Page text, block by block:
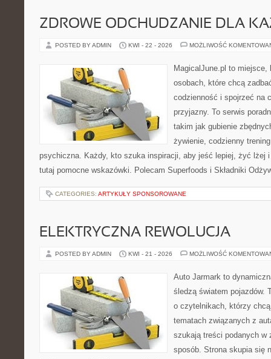
ZDROWE ODCHUDZANIE DLA
POSTED BY ADMIN KWI - 22 - 2026 MOŻLIWOŚĆ
MagicalJune.pl to miejsce,
osobach, które chcą
codzienność i spojrzeć na
przyjazny. To serwis
takim jak gubienie
żywienie, codzienny
psychiczna. Każdy, kto szuka inspiracji, aby jeść lepiej, żyć lżej
tutaj pomocne wskazówki. Polecam Superfoods i Składniki
CATEGORIES: ARTYKUŁY SPONSOROWANE
ELEKTRYCZNA REWOLUCJA
POSTED BY ADMIN KWI - 21 - 2026 MOŻLIWOŚĆ
Auto Jarmark to
śledzą światem pojazdów.
o czytelnikach, którzy
tematach związanych z
szukają treści podanych w
sposób. Strona skupia się